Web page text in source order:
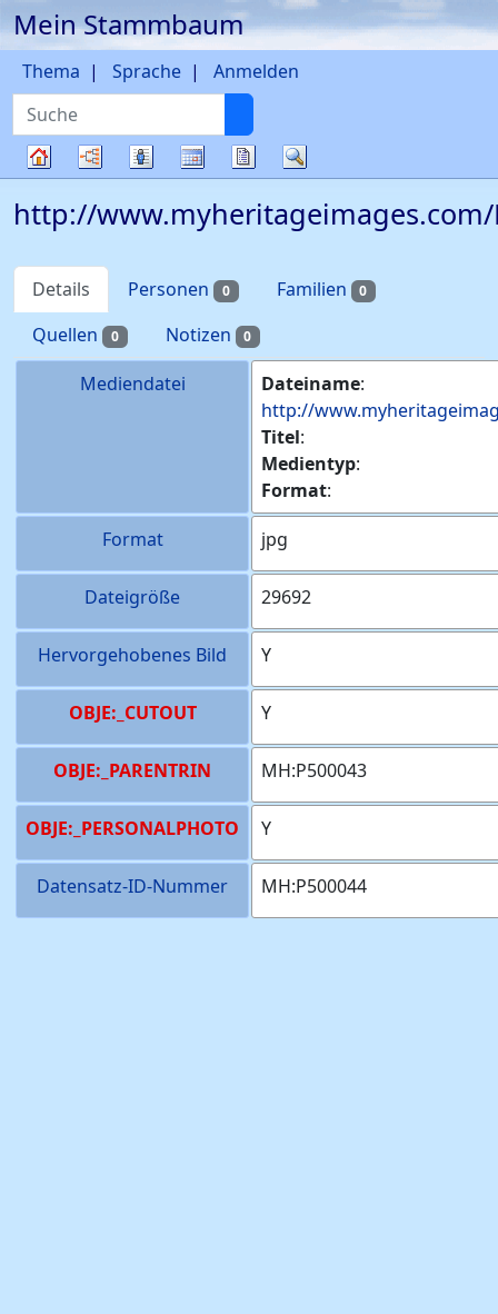
Weiter zu Hauptseite
Mein Stammbaum
Suche
Thema Sprache Anmelden
Diagramme
Listen KalenderBerichte
http://www.myheritageimages.com/
Details Personen 0 Familien 0
Quellen 0 Notizen 0
Mediendatei Dateiname:
http://
Titel:
Medientyp:
Format:
Format
jpg
Dateigröße 29692
Hervorgehobenes Bild Y
OBJE:_CUTOUT Y
OBJE:_PARENTRIN MH:P500043
OBJE:_PERSONALPHOTO Y
Datensatz-ID-Nummer MH:P500044